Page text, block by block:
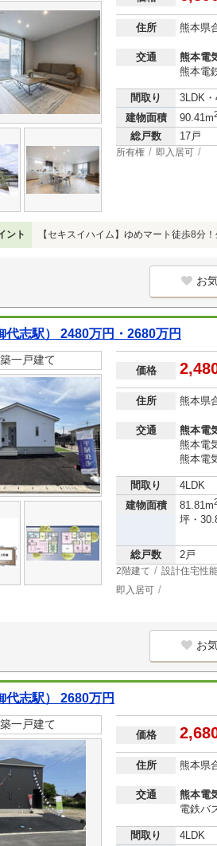
住所 熊本県
交通
熊本電
熊本電
間取り
3LDK
建物面積
90.41m
総戸数 17戸
所有権 即入居可
ント 【セキスイハイム】ゆめマート徒歩8分
お
代志駅） 2480万円・2680万円
一戸建て
価格
住所 熊本県
交通
熊本電
熊本電
熊本電
間取り
4LDK
建物面積
81.81m
坪・
総戸数
2戸
2階建て 設計住宅性
即入居可
お
代志駅） 2680万円
一戸建て
価格
住所 熊本県
交通
熊本電
電鉄バ
間取り
4LDK